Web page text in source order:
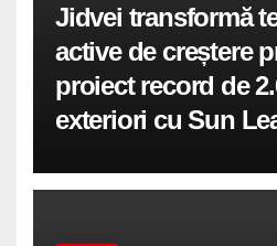
Jidvei transformă
active de creștere
proiect record de
exteriori cu Sun